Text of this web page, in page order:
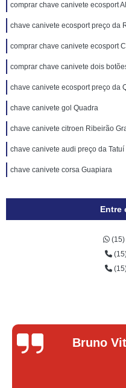
comprar chave canivete ecosport
chave canivete ecosport preço da
comprar chave canivete ecosport
comprar chave canivete dois
chave canivete ecosport preço da
chave canivete gol Quadra
chave canivete citroen Ribeirão
chave canivete audi preço da Tatuí
chave canivete corsa Guapiara
Entre
Bruno